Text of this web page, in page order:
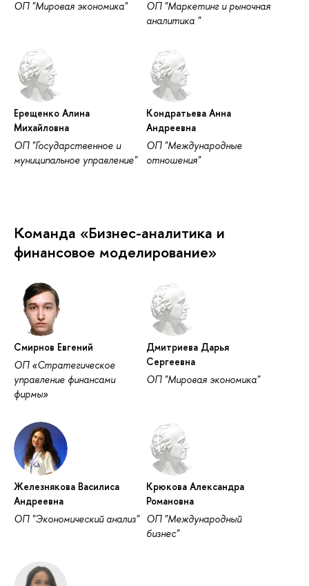
ОП "Мировая экономика"
ОП "Маркетинг и рыночная
аналитика "
Ерещенко Алина
Михайловна
ОП "Государственное и
муниципальное управление"
Кондратьева Анна
Андреевна
ОП "Международные
отношения"
Команда «Бизнес-аналитика и
финансовое моделирование»
Смирнов Евгений
ОП «Стратегическое
управление финансами
фирмы»
Дмитриева Дарья
Сергеевна
ОП "Мировая экономика"
Железнякова Василиса
Андреевна
ОП "Экономический анализ"
Крюкова Александра
Романовна
ОП "Международный
бизнес"